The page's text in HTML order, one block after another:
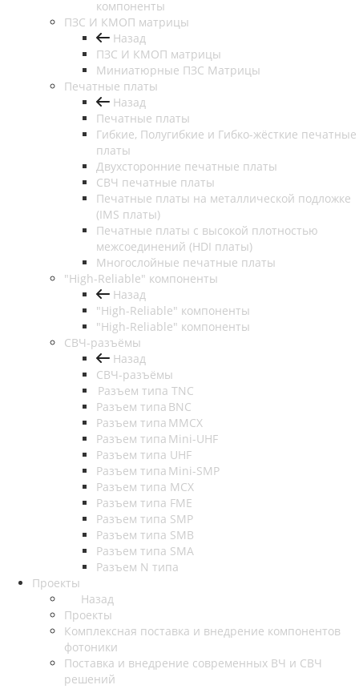
компоненты
ПЗС И КМОП матрицы
Назад
ПЗС И КМОП матрицы
Миниатюрные ПЗС Матрицы
Печатные платы
Назад
Печатные платы
Гибкие, Полугибкие и Гибко-жёсткие печатные
платы
Двухсторонние печатные платы
СВЧ печатные платы
Печатные платы на металлической подложке
(IMS платы)
Печатные платы с высокой плотностью
межсоединений (HDI платы)
Многослойные печатные платы
"High-Reliable" компоненты
Назад
"High-Reliable" компоненты
"High-Reliable" компоненты
СВЧ-разъёмы
Назад
СВЧ-разъёмы
Разъем типа TNC
Разъем типа BNC
Разъем типа MMCX
Разъем типа Mini-UHF
Разъем типа UHF
Разъем типа Mini-SMP
Разъем типа MCX
Разъем типа FME
Разъем типа SMP
Разъем типа SMB
Разъем типа SMA
Разъем N типа
Проекты
Назад
Проекты
Комплексная поставка и внедрение компонентов
фотоники
Поставка и внедрение современных ВЧ и СВЧ
решений